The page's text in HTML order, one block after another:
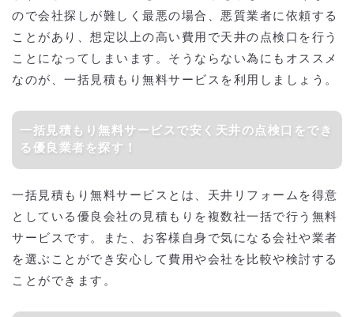
ので会社探しが難しく最悪の場合、悪質業者に依頼する
ことがあり、想定以上の高い費用で天井の点検口を行う
ことになってしまいます。そうならない為にもオススメ
なのが、一括見積もり無料サービスを利用しましょう。
一括見積もり無料サービスで安く天井の点検口をでき
る優良業者を探す！
一括見積もり無料サービスとは、天井リフォームを得意
としている優良会社の見積もりを複数社一括で行う無料
サービスです。また、お客様自身で気になる会社や業者
を選ぶことができ安心して費用や会社を比較や検討する
ことができます。